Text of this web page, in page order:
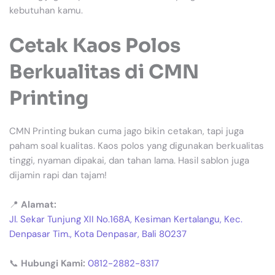
kebutuhan kamu.
Cetak Kaos Polos
Berkualitas di CMN
Printing
CMN Printing bukan cuma jago bikin cetakan, tapi juga
paham soal kualitas. Kaos polos yang digunakan berkualitas
tinggi, nyaman dipakai, dan tahan lama. Hasil sablon juga
dijamin rapi dan tajam!
📍 Alamat:
Jl. Sekar Tunjung XII No.168A, Kesiman Kertalangu, Kec.
Denpasar Tim., Kota Denpasar, Bali 80237
📞 Hubungi Kami: 0812-2882-8317